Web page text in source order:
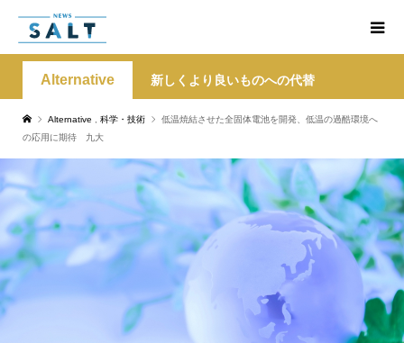
Alternative 新しくより良いものへの代替
Alternative 科学・技術
低温焼結させた全固体電池を開発、低温の過酷環境へ
の応用に期待 九大